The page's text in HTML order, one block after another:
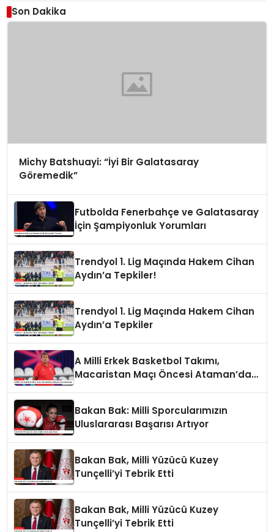
Son Dakika
Michy Batshuayi: “İyi Bir Galatasaray
Göremedik”
Futbolda Fenerbahçe ve Galatasaray
İçin Şampiyonluk Yorumları
Trendyol 1. Lig Maçında Hakem Cihan
Aydın’a Tepkiler!
Trendyol 1. Lig Maçında Hakem Cihan
Aydın’a Tepkiler
A Milli Erkek Basketbol Takımı,
Macaristan Maçı Öncesi Ataman’dan
Bakan Bak: Milli Sporcularımızın
Uluslararası Başarısı Artıyor
Bakan Bak, Milli Yüzücü Kuzey
Tunçelli’yi Tebrik Etti
Bakan Bak, Milli Yüzücü Kuzey
Tunçelli’yi Tebrik Etti